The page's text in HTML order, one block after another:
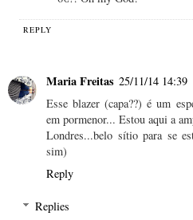
REPLY
Maria Freitas 25/11/14 14:39
Esse blazer (capa??) é um
em pormenor... Estou aqui a
Londres...belo sítio para se
sim)
Reply
Replies